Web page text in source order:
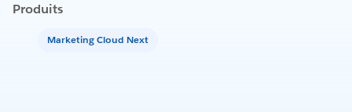
Produits
Marketing Cloud Next